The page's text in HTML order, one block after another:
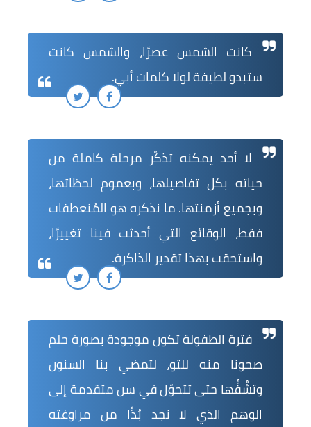
كانت الشمس عصرًا، والشمس كانت
ستبدو لطيفة لولا كلمات أبي.
لا أحد يمكنه تذكّر مرحلة كاملة من
حياته بكل تفاصيلها، وبعموم لحظاتها،
وبجميع أزمنتها. ما نذكره هو المُنعطفات
فقط، الوقائع التي أحدثت فينا تغييرًا،
واستحقت بهذا تقدير الذاكرة.
فترة الطفولة تكون موجودة بصورة حلم
صحونا منه للتو، لتمضي بنا السنون
وتشُفُّها حتى تتحوّل في سن متقدمة إلى
الوهم الذي لا نجد بُدًّا من مراوغته